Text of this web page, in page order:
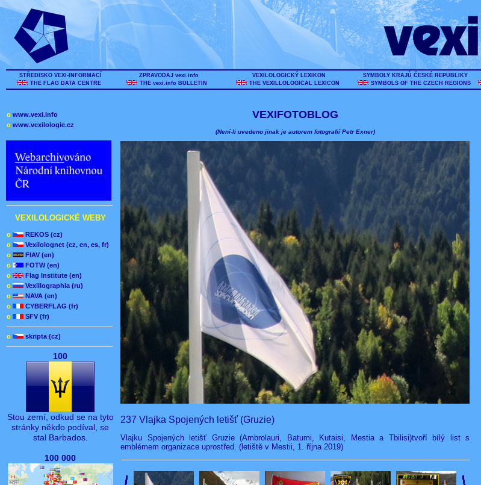
STŘEDISKO VEXI-INFORMACÍ
THE FLAG DATA CENTRE
ZPRAVODAJ vexi.info
THE vexi.info BULLETIN
VEXILOLOGICKÝ LEXIKON
THE VEXILLOLOGICAL LEXICON
SYMBOLY KRAJŮ ČESKÉ REPUBLIKY
SYMBOLS OF THE CZECH REGIONS
o www.vexi.info
o www.vexilologie.cz
VEXILOLOGICKÉ WEBY
o
REKOS (cz)
o
Vexilolognet (cz, en, es, fr)
o
FIAV (en)
o
FOTW (en)
o
Flag Institute (en)
o
Vexillographia (ru)
o
NAVA (en)
o
CYBERFLAG (fr)
o
SFV (fr)
o skripta (cz)
100
Stou zemí, odkud se na tyto
stránky někdo podíval, se
stal Barbados.
100 000
VEXIFOTOBLOG
(Není-li uvedeno jinak je autorem fotografií Petr Exner)
237 Vlajka Spojených letišť (Gruzie)
Vlajku Spojených letišť Gruzie (Ambrolauri, Batumi, Kutaisi, Mestia a Tbilisi)tvoří bílý list s
emblémem organizace uprostřed. (letiště v Mestii, 1. října 2019)